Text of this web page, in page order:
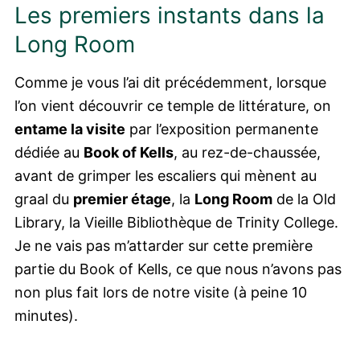
Les premiers instants dans la
Long Room
Comme je vous l’ai dit précédemment, lorsque
l’on vient découvrir ce temple de littérature, on
entame la visite par l’exposition permanente
dédiée au Book of Kells, au rez-de-chaussée,
avant de grimper les escaliers qui mènent au
graal du premier étage, la Long Room de la Old
Library, la Vieille Bibliothèque de Trinity College.
Je ne vais pas m’attarder sur cette première
partie du Book of Kells, ce que nous n’avons pas
non plus fait lors de notre visite (à peine 10
minutes).